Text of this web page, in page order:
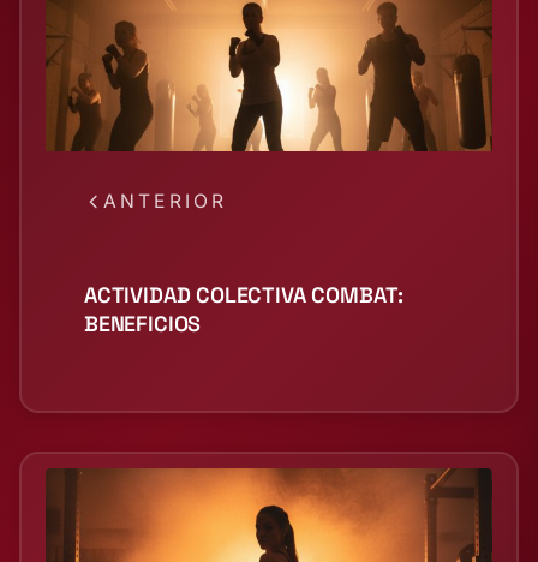
ANTERIOR
ACTIVIDAD COLECTIVA COMBAT:
BENEFICIOS